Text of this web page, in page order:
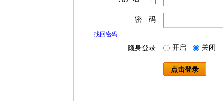
密 码
找回密码
隐身登录 开启 关闭
点击登录